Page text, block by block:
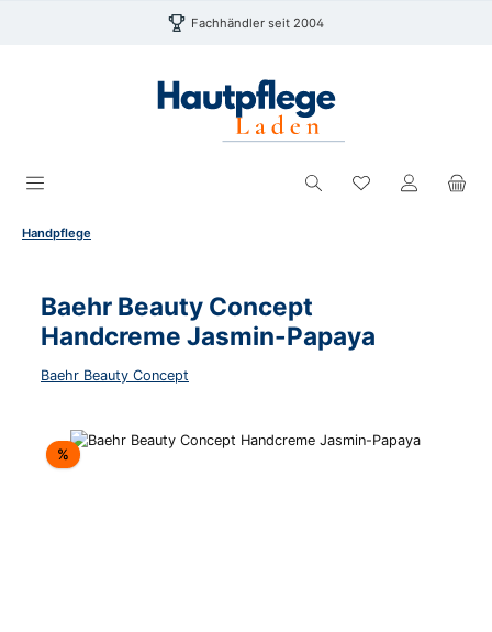
Zum Hauptinhalt springen Fachhändler seit 2004
Du hast 0
Handpflege
Baehr Beauty Concept
Handcreme Jasmin-Papaya
Baehr Beauty Concept
Bildergalerie überspringen
% Rabatt